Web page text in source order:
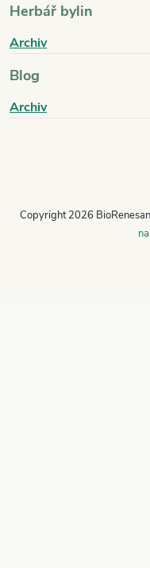
Herbář bylin
Archiv
Blog
Archiv
Copyright 2026